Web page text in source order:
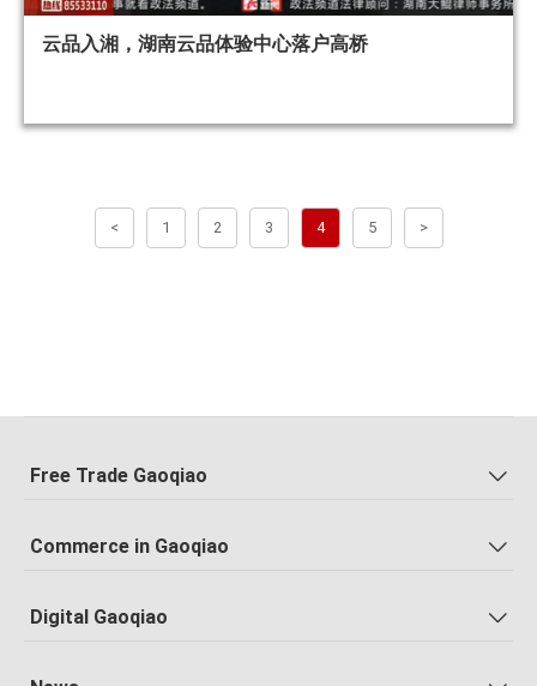
云品入湘，湖南云品体验中心落户高桥
< 1 2 3 4 5 >
Free Trade Gaoqiao
Commerce in Gaoqiao
Digital Gaoqiao